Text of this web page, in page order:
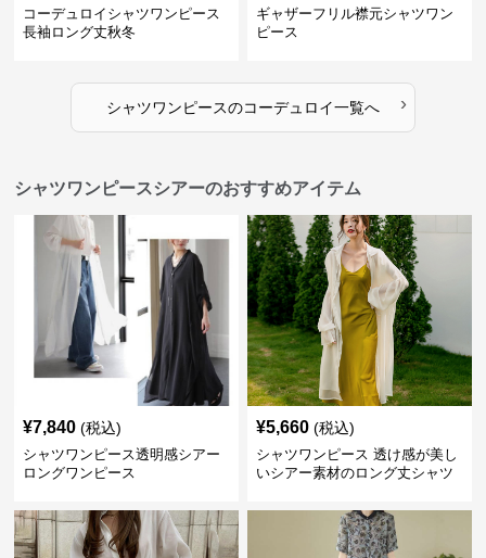
コーデュロイシャツワンピース
長袖ロング丈秋冬
ギャザーフリル襟元シャツワン
ピース
シャツワンピースのコーデュロイ一覧へ ›
シャツワンピースシアーのおすすめアイテム
¥7,840 (税込)
シャツワンピース透明感シアー
ロングワンピース
¥5,660 (税込)
シャツワンピース 透け感が美し
いシアー素材のロング丈シャツ